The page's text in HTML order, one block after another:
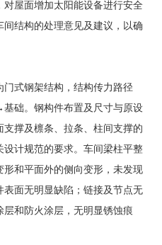
屋面增加太阳能设备进行安全
结构的处理意见及建议，以确
门式钢架结构，结构传力路径
础。钢构件布置及尺寸与原设
撑及檩条、拉条、柱间支撑的
计规范的要求。车间梁柱平整
和平面外的侧向变形，未发现
面无明显缺陷；链接及节点无
和防火涂层，无明显锈蚀痕